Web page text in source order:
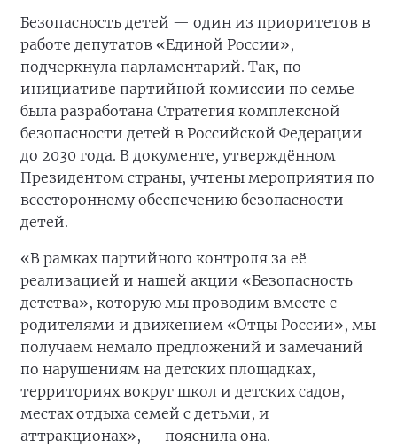
Безопасность детей — один из приоритетов в
работе депутатов «Единой России»,
подчеркнула парламентарий. Так, по
инициативе партийной комиссии по семье
была разработана Стратегия комплексной
безопасности детей в Российской Федерации
до 2030 года. В документе, утверждённом
Президентом страны, учтены мероприятия по
всестороннему обеспечению безопасности
детей.
«В рамках партийного контроля за её
реализацией и нашей акции «Безопасность
детства», которую мы проводим вместе с
родителями и движением «Отцы России», мы
получаем немало предложений и замечаний
по нарушениям на детских площадках,
территориях вокруг школ и детских садов,
местах отдыха семей с детьми, и
аттракционах», — пояснила она.